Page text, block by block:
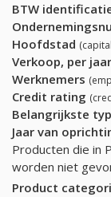
BTW
Hoofdstad
Verkoop, per jaar
Werknemers
Credit rating
Belangrijkste
Jaar van
Producten die in
worden niet
Product